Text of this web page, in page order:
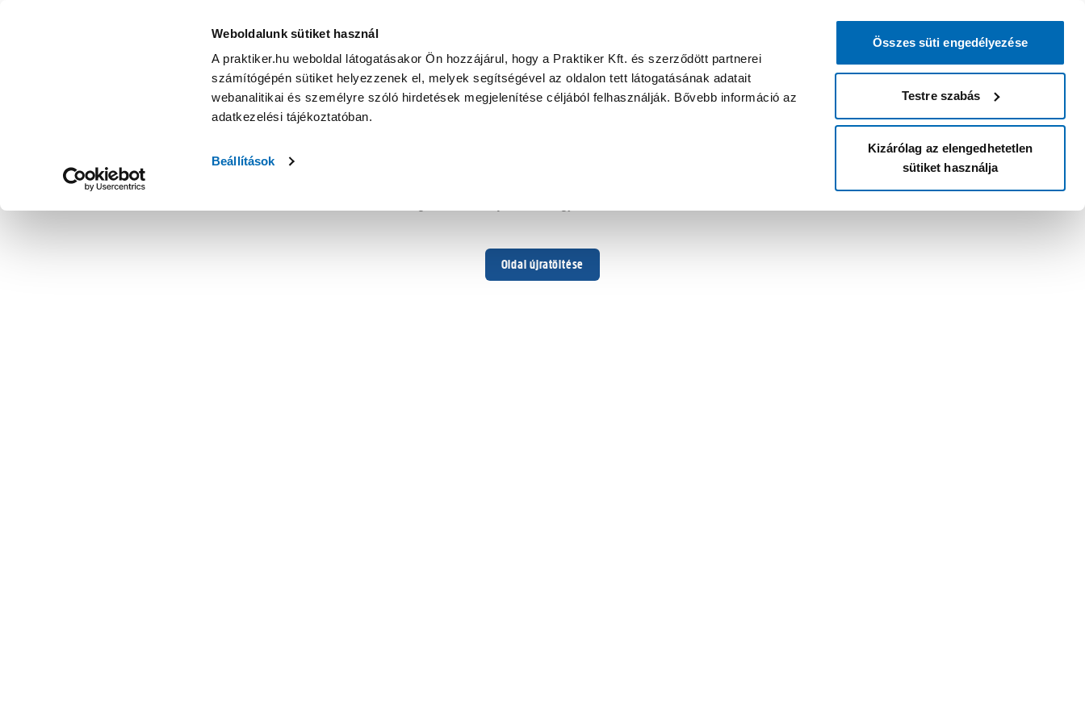
Weboldalunk sütiket használ
A praktiker.hu weboldal látogatásakor Ön hozzájárul, hogy a Praktiker Kft. és szerződött partnerei
számítógépén sütiket helyezzenek el, melyek segítségével az oldalon tett látogatásának adatait
webanalitikai és személyre szóló hirdetések megjelenítése céljából felhasználják. Bővebb információ az
adatkezelési tájékoztatóban.
Beállítások
Összes süti engedélyezése
Testre szabás
Kizárólag az elengedhetetlen
sütiket használja
Oldal újratöltése